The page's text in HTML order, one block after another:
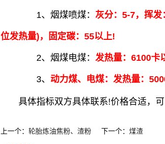
1、烟煤喷煤： 灰分：5-7，挥
位发热量)，固定碳：55以上!
2、烟煤电煤： 发热量：6100卡
3、 动力煤、电煤：发热量：
具体指标双方具体联系!价格合适，可
上一个： 轮胎炼油焦粉、渣粉 下一个： 煤渣